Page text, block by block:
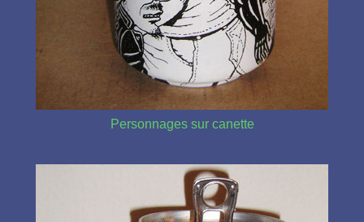
Personnages sur canette